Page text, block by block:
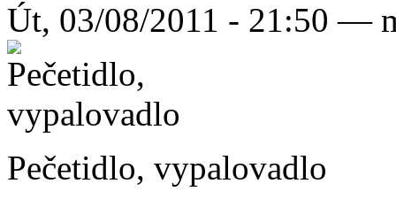
Út, 03/08/2011 - 21:50 —
Pečetidlo, vypalovadlo